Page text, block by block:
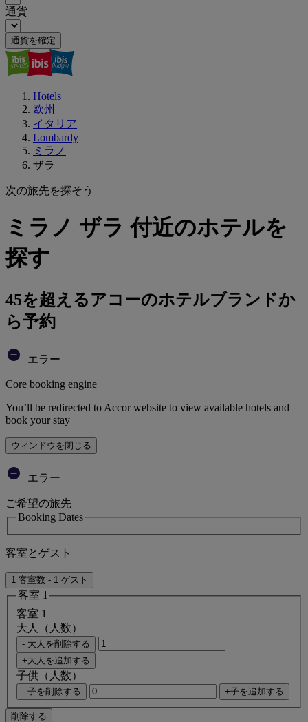
通貨
通貨を確定
Hotels
欧州
イタリア
Lombardy
ミラノ
ザラ
次の旅先を探そう
ミラノ ザラ 付近のホテルを
探す
45を超えるアコーのホテルブランドか
ら予約
エラー
Core booking engine
You’ll be redirected to Accor website to view available hotels and
book your stay
ウィンドウを閉じる
エラー
ご希望の旅先
Booking Dates
客室とゲスト
1 客室数 - 1 ゲスト
客室 1
客室 1
大人（人数）
- 大人を削除する
+大人を追加する
子供（人数）
- 子を削除する +子を追加する
削除する